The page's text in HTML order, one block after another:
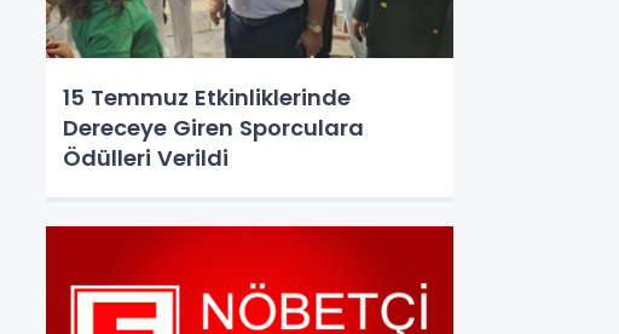
15 Temmuz Etkinliklerinde
Dereceye Giren Sporculara
Ödülleri Verildi